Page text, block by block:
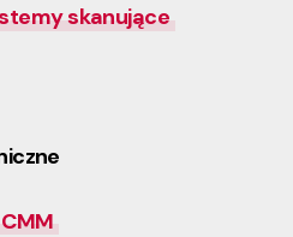
skanujące